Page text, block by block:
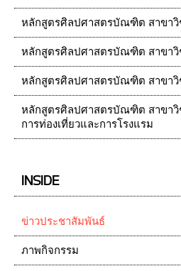
หลักสูตรศิลปศาสตรบัณฑิต สาขาวิ
หลักสูตรศิลปศาสตรบัณฑิต สาขาวิ
หลักสูตรศิลปศาสตรบัณฑิต สาขาวิ
หลักสูตรศิลปศาสตรบัณฑิต สาขาวิ
การท่องเที่ยวและการโรงแรม
INSIDE
ข่าวประชาสัมพันธ์
ภาพกิจกรรม